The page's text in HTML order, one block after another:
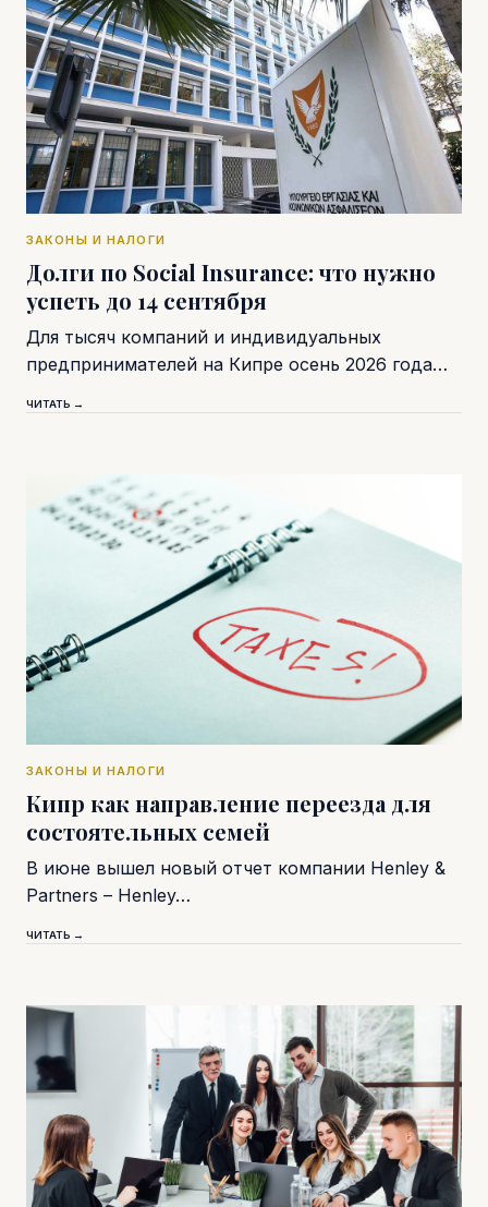
ЗАКОНЫ И НАЛОГИ
Долги по Social Insurance: что нужно
успеть до 14 сентября
Для тысяч компаний и индивидуальных
предпринимателей на Кипре осень 2026 года…
ЧИТАТЬ →
ЗАКОНЫ И НАЛОГИ
Кипр как направление переезда для
состоятельных семей
В июне вышел новый отчет компании Henley &
Partners – Henley…
ЧИТАТЬ →